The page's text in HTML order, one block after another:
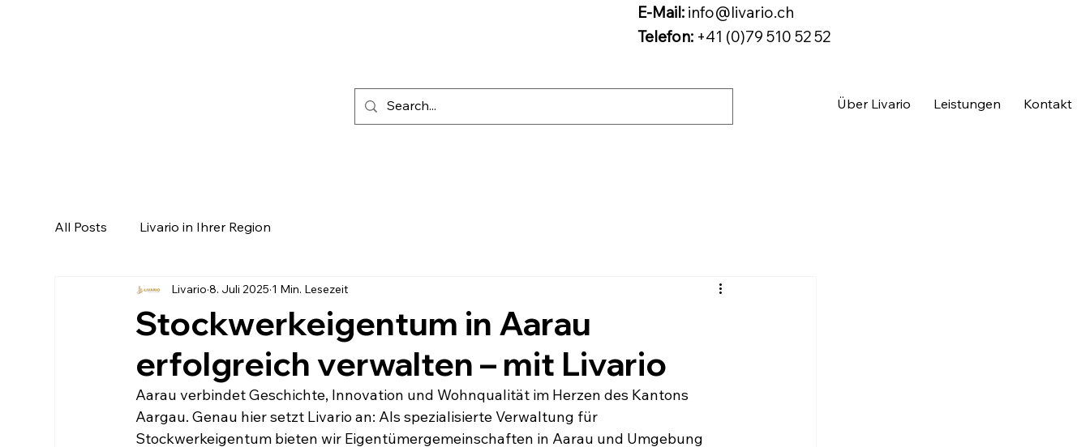
E-Mail:info@livario.ch
Telefon:+41 (0)79 510 52 52
Über Livario Leistungen Kontakt
All Posts Livario in Ihrer Region
Stockwerkeigentum in Aarau
erfolgreich verwalten – mit Livario
Livario 8. Juli 2025 1 Min. Lesezeit
Aarau verbindet Geschichte, Innovation und Wohnqualität im Herzen des Kantons
Aargau. Genau hier setzt Livario an: Als spezialisierte Verwaltung für
Stockwerkeigentum bieten wir Eigentümergemeinschaften in Aarau und Umgebung